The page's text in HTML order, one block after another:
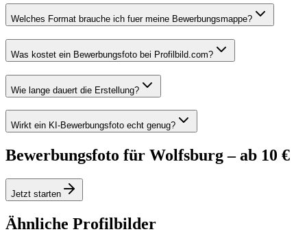
Welches Format brauche ich fuer meine Bewerbungsmappe?
Was kostet ein Bewerbungsfoto bei Profilbild.com?
Wie lange dauert die Erstellung?
Wirkt ein KI-Bewerbungsfoto echt genug?
Bewerbungsfoto für Wolfsburg – ab 10 €
Jetzt starten
Ähnliche Profilbilder